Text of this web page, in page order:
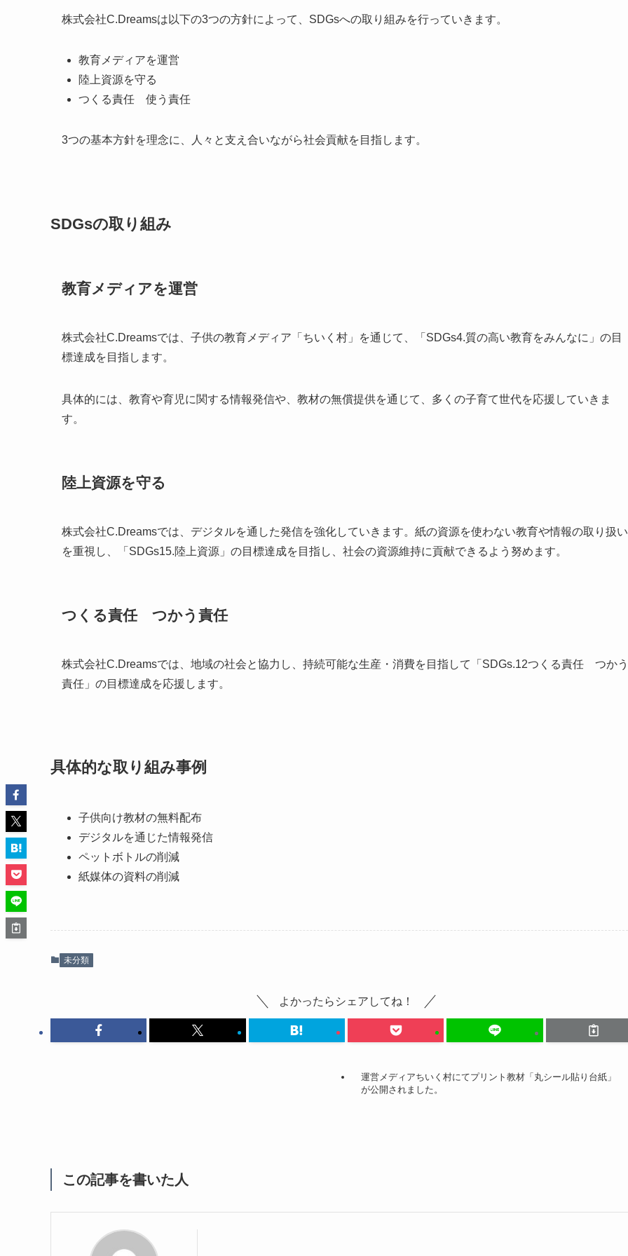
株式会社C.Dreamsは以下の3つの方針によって、SDGsへの取り組みを行っていきます。
教育メディアを運営
陸上資源を守る
つくる責任 使う責任
3つの基本方針を理念に、人々と支え合いながら社会貢献を目指します。
SDGsの取り組み
教育メディアを運営
株式会社C.Dreamsでは、子供の教育メディア「ちいく村」を通じて、「SDGs4.質の高い教育をみんなに」の目
標達成を目指します。
具体的には、教育や育児に関する情報発信や、教材の無償提供を通じて、多くの子育て世代を応援していきま
す。
陸上資源を守る
株式会社C.Dreamsでは、デジタルを通した発信を強化していきます。紙の資源を使わない教育や情報の取り扱い
を重視し、「SDGs15.陸上資源」の目標達成を目指し、社会の資源維持に貢献できるよう努めます。
つくる責任 つかう責任
株式会社C.Dreamsでは、地域の社会と協力し、持続可能な生産・消費を目指して「SDGs.12つくる責任 つかう
責任」の目標達成を応援します。
具体的な取り組み事例
子供向け教材の無料配布
デジタルを通じた情報発信
ペットボトルの削減
紙媒体の資料の削減
未分類
よかったらシェアしてね！
運営メディアちいく村にてプリント教材「丸シール貼り台紙」
が公開されました。
この記事を書いた人